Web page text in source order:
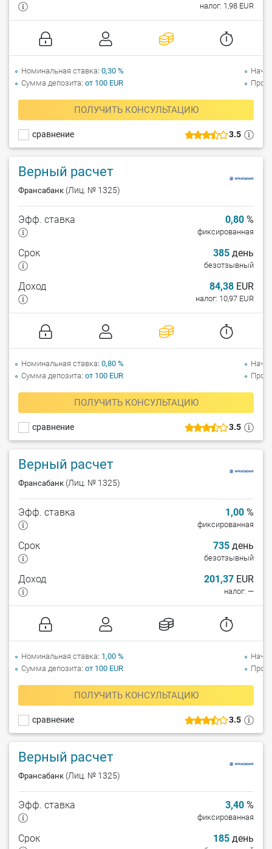
3.5
сравнение
налог: 1,98 EUR
ПОЛУЧИТЬ КОНСУЛЬТАЦИЮ
Номинальная ставка 0,30 %
Сумма депозита от 100 EUR
Верный расчет
Франсабанк (Лиц. № 1325)
3.5
сравнение
Эфф. ставка 0,80 %
фиксированная
Срок 385 день
безотзывный
Доход 84,38 EUR
налог: 10,97 EUR
ПОЛУЧИТЬ КОНСУЛЬТАЦИЮ
Номинальная ставка 0,80 %
Сумма депозита от 100 EUR
Верный расчет
Франсабанк (Лиц. № 1325)
3.5
сравнение
Эфф. ставка 1,00 %
фиксированная
Срок 735 день
безотзывный
Доход 201,37 EUR
налог: —
ПОЛУЧИТЬ КОНСУЛЬТАЦИЮ
Номинальная ставка 1,00 %
Сумма депозита от 100 EUR
Верный расчет
Франсабанк (Лиц. № 1325)
Эфф. ставка 3,40 %
фиксированная
Срок 185 день